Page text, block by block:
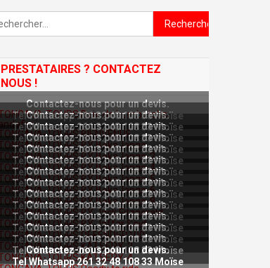
Rechercher :
PRESTATAIRES ? CONTACTEZ
NOUS !
Contactez-nous pour un devis.
Tel Whatsapp 261 32 48 108 33 Moïse
Contactez-nous pour un devis.
Tel Whatsapp 261 32 48 108 33 Moïse
Contactez-nous pour un devis.
Tel Whatsapp 261 32 48 108 33 Moïse
Contactez-nous pour un devis.
Tel Whatsapp 261 32 48 108 33 Moïse
Contactez-nous pour un devis.
Tel Whatsapp 261 32 48 108 33 Moïse
Contactez-nous pour un devis.
Tel Whatsapp 261 32 48 108 33 Moïse
Contactez-nous pour un devis.
Tel Whatsapp 261 32 48 108 33 Moïse
Contactez-nous pour un devis.
Tel Whatsapp 261 32 48 108 33 Moïse
Contactez-nous pour un devis.
Tel Whatsapp 261 32 48 108 33 Moïse
Contactez-nous pour un devis.
Tel Whatsapp 261 32 48 108 33 Moïse
Contactez-nous pour un devis.
Tel Whatsapp 261 32 48 108 33 Moïse
Contactez-nous pour un devis.
Tel Whatsapp 261 32 48 108 33 Moïse
Contactez-nous pour un devis.
Tel Whatsapp 261 32 48 108 33 Moïse
Contactez-nous pour un devis.
Tel Whatsapp 261 32 48 108 33 Moïse